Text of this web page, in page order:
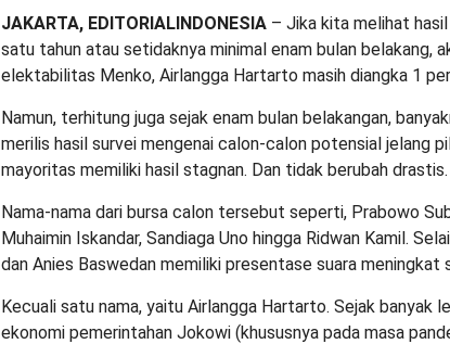
JAKARTA, EDITORIALINDONESIA – Jika kita melihat
satu tahun atau setidaknya minimal enam bulan belakang,
elektabilitas Menko, Airlangga Hartarto masih diangka 1
Namun, terhitung juga sejak enam bulan belakangan,
merilis hasil survei mengenai calon-calon potensial jelang
mayoritas memiliki hasil stagnan. Dan tidak berubah drastis.
Nama-nama dari bursa calon tersebut seperti, Prabowo
Muhaimin Iskandar, Sandiaga Uno hingga Ridwan Kamil.
dan Anies Baswedan memiliki presentase suara meningkat
Kecuali satu nama, yaitu Airlangga Hartarto. Sejak banyak
ekonomi pemerintahan Jokowi (khususnya pada masa